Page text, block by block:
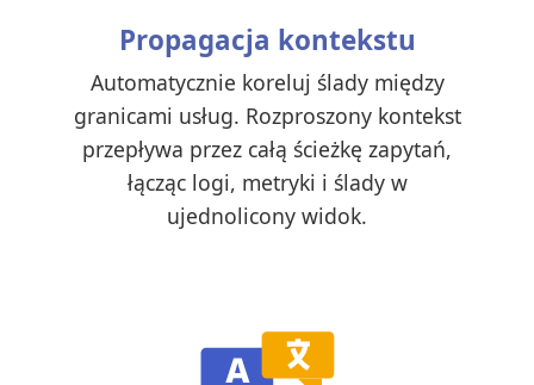
Propagacja kontekstu
Automatycznie koreluj ślady między
granicami usług. Rozproszony kontekst
przepływa przez całą ścieżkę zapytań,
łącząc logi, metryki i ślady w
ujednolicony widok.